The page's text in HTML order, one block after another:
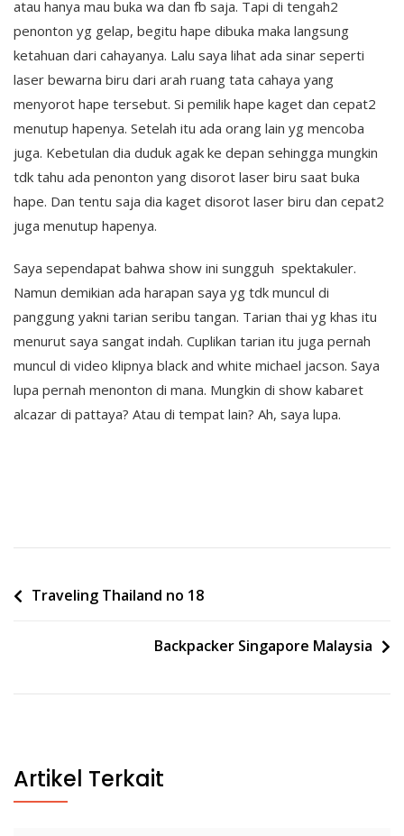
atau hanya mau buka wa dan fb saja. Tapi di tengah2
penonton yg gelap, begitu hape dibuka maka langsung
ketahuan dari cahayanya. Lalu saya lihat ada sinar seperti
laser bewarna biru dari arah ruang tata cahaya yang
menyorot hape tersebut. Si pemilik hape kaget dan cepat2
menutup hapenya. Setelah itu ada orang lain yg mencoba
juga. Kebetulan dia duduk agak ke depan sehingga mungkin
tdk tahu ada penonton yang disorot laser biru saat buka
hape. Dan tentu saja dia kaget disorot laser biru dan cepat2
juga menutup hapenya.
Saya sependapat bahwa show ini sungguh spektakuler.
Namun demikian ada harapan saya yg tdk muncul di
panggung yakni tarian seribu tangan. Tarian thai yg khas itu
menurut saya sangat indah. Cuplikan tarian itu juga pernah
muncul di video klipnya black and white michael jacson. Saya
lupa pernah menonton di mana. Mungkin di show kabaret
alcazar di pattaya? Atau di tempat lain? Ah, saya lupa.
Post
Traveling Thailand no 18
Backpacker Singapore Malaysia
Artikel Terkait